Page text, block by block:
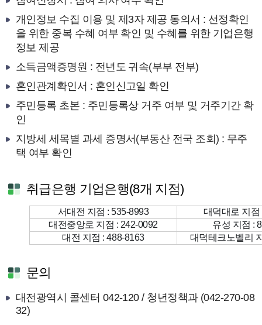
개인정보 수집 이용 및 제3자 제공 동의서 : 선정확인
을 위한 중복 수혜 여부 확인 및 수혜를 위한 기업은행
정보 제공
소득금액증명원 : 전년도 귀속(부부 전부)
혼인관계확인서 : 혼인신고일 확인
주민등록 초본 : 주민등록상 거주 여부 및 거주기간 확
인
지방세 세목별 과세 증명서(부동산 전국 조회) : 무주
택 여부 확인
취급은행 기업은행(8개 지점)
서대전 지점 : 535-8993
대덕대로 지점
대전중앙로 지점 : 242-0092
유성 지점 :
대전 지점 : 488-8163
대덕테크노벨리
문의
대전광역시 콜센터 042-120 / 청년정책과 (042-270-08
32)